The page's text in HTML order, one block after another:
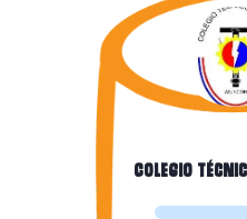
Colegio